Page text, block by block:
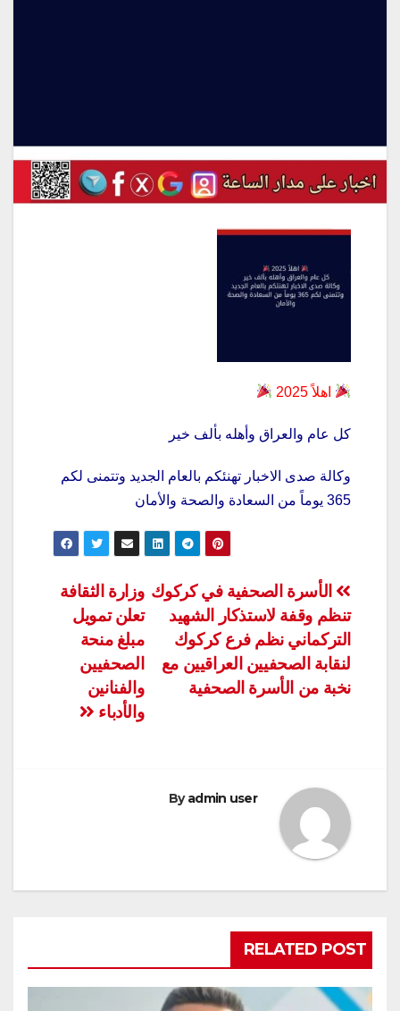
اهلاً 2025
كل عام والعراق وأهله بألف خير
وكالة صدى الاخبار تهنئكم بالعام الجديد وتتمنى لكم
365 يوماً من السعادة والصحة والأمان
تصفّح
المقالات
وزارة الثقافة
تعلن تمويل
مبلغ منحة
الصحفيين
والفنانين
والأدباء
الأسرة الصحفية في كركوك
تنظم وقفة لاستذكار الشهيد
التركماني نظم فرع كركوك
لنقابة الصحفيين العراقيين مع
نخبة من الأسرة الصحفية
Byadmin user
RELATED POST